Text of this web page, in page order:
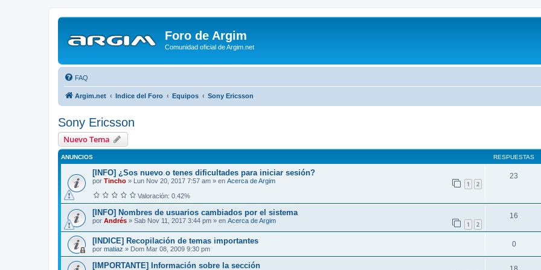
Foro de Argim
Comunidad oficial de Argim.net
FAQ
Argim.net Indice del Foro Equipos Sony Ericsson
Sony Ericsson
Nuevo Tema
ANUNCIOS RESPUESTAS
[INFO] ¿Sos nuevo o tenes dificultades para iniciar sesión?
por Tincho » Lun Nov 20, 2017 7:57 am » en Acerca de Argim 1 2
Valoración: 0.42%
23
[INFO] Nombres de usuarios cambiados por el sistema
por Andrés » Sab Nov 11, 2017 3:44 pm » en Acerca de Argim 1 2
16
[INDICE] Recopilación de temas importantes
por matiaz » Dom Mar 08, 2009 9:30 pm
0
[IMPORTANTE] Información sobre la sección